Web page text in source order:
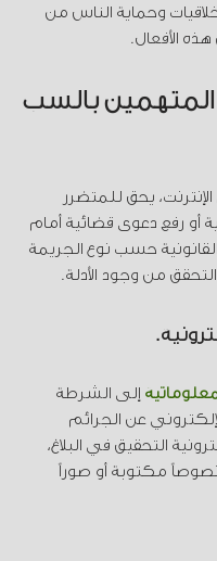
وحماية الناس من
الأفعال.
المتهمين بالسب
يحق للمتضرر
أو رفع دعوى قضائية أمام
حسب نوع الجريمة
من وجود الأدلة.
إلى الشرطة
عن الجرائم
التحقيق في البلاغ،
مكتوبة أو صوراً